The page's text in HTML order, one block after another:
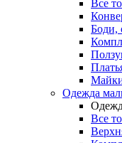
Все
Боди,
Одежда
Все